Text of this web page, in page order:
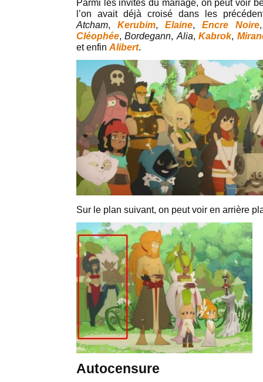
Parmi les invités du mariage, on peut voir
l’on avait déjà croisé dans les
Atcham, Kerubim, Elaine, Encre Noire
Cléophée,Bordegann, Alia,Kabrok,
et enfin Alibert.
Sur le plan suivant, on peut voir en arrière
Autocensure